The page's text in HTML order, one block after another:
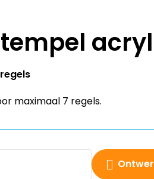
maximaal 7 regels.